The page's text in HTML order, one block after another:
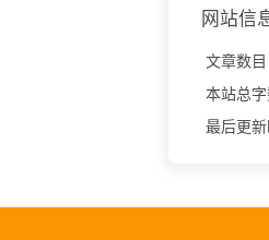
网站信
文章数目
本站总
最后更